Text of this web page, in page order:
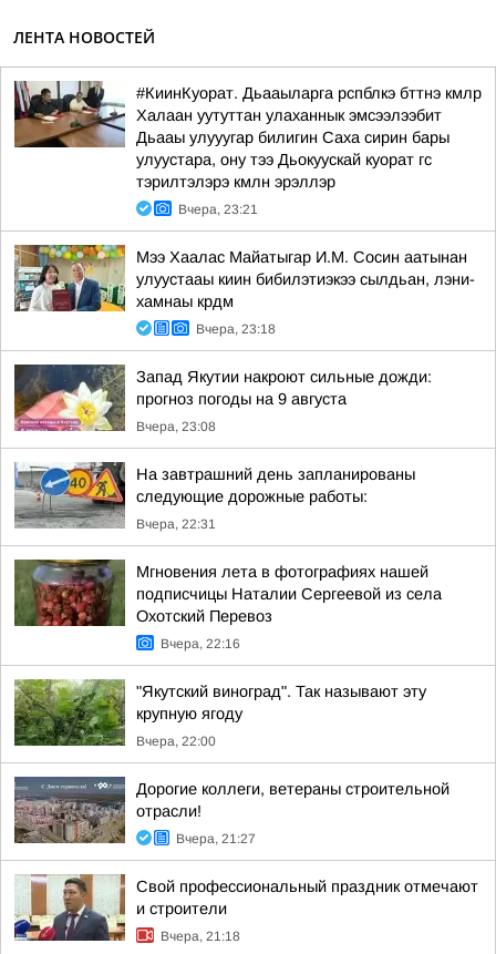
ЛЕНТА НОВОСТЕЙ
#КиинКуорат. Дьааыларга рспблкэ бттнэ кмлр
Халаан уутуттан улаханнык эмсээлээбит
Дьааы улууугар билигин Саха сирин бары
улуустара, ону тээ Дьокуускай куорат гс
тэрилтэлэрэ кмлн эрэллэр
Вчера, 23:21
Мээ Хаалас Майатыгар И.М. Сосин аатынан
улуустааы киин бибилэтиэкээ сылдьан, лэни-
хамнаы крдм
Вчера, 23:18
Запад Якутии накроют сильные дожди:
прогноз погоды на 9 августа
Вчера, 23:08
На завтрашний день запланированы
следующие дорожные работы:
Вчера, 22:31
Мгновения лета в фотографиях нашей
подписчицы Наталии Сергеевой из села
Охотский Перевоз
Вчера, 22:16
"Якутский виноград". Так называют эту
крупную ягоду
Вчера, 22:00
Дорогие коллеги, ветераны строительной
отрасли!
Вчера, 21:27
Свой профессиональный праздник отмечают
и строители
Вчера, 21:18